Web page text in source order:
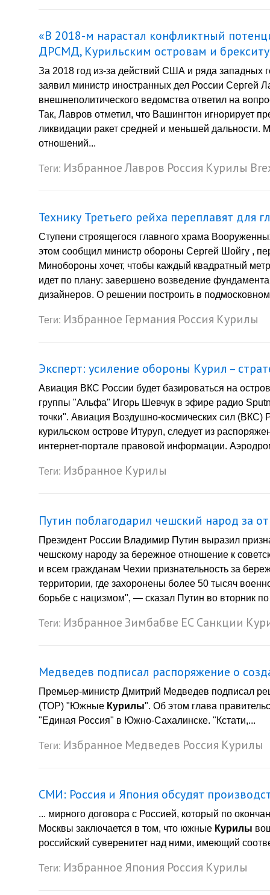
«В 2018-м нарастал конфликтный
ДРСМД, Курильским островам и брекситу
За 2018 год из-за действий США и ряда западных
заявил министр иностранных дел России Сергей
внешнеполитического ведомства ответил на
Так, Лавров отметил, что Вашингтон игнорирует
ликвидации ракет средней и меньшей дальности.
отношений...
Теги: ИзбранноеЛавров Россия Курилы
Технику Третьего рейха переплавят для
Ступени строящегося главного храма
этом сообщил министр обороны Сергей Шойгу ,
Минобороны хочет, чтобы каждый квадратный
идет по плану: завершено возведение
дизайнеров. О решении построить в
Теги: Избранное Германия Россия Курилы
Эксперт: усиление обороны Курил –
Авиация ВКС России будет базироваться на
группы "Альфа" Игорь Шевчук в эфире радио
точки". Авиация Воздушно-космических сил (ВКС)
курильском острове Итуруп, следует из
интернет-портале правовой информации.
Теги: Избранное Курилы
Путин поблагодарил чешский народ за
Президент России Владимир Путин выразил
чешскому народу за бережное отношение к
и всем гражданам Чехии признательность за
территории, где захоронены более 50 тысяч
борьбе с нацизмом", — сказал Путин во вторник
Теги: Избранное Зимбабве ЕС Санкции
Медведев подписал распоряжение о
Премьер-министр Дмитрий Медведев подписал
(ТОР) "Южные Курилы". Об этом глава
"Единая Россия" в Южно-Сахалинске. "Кстати,...
Теги: Избранное Медведев Россия Курилы
СМИ: Россия и Япония обсудят
... мирного договора с Россией, который по
Москвы заключается в том, что южные Курилы
российский суверенитет над ними, имеющий
Теги: Избранное Япония Россия Курилы